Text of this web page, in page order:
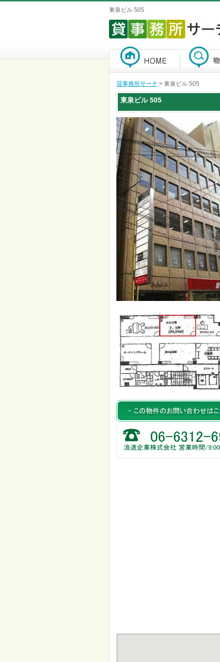
東泉ビル 505
貸事務所サーチ > 東泉ビル 505
東泉ビル505